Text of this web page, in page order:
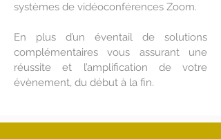
systèmes de vidéoconférences Zoom.
En plus d’un éventail de solutions
complémentaires vous assurant une
réussite et l’amplification de votre
évènement, du début à la fin.